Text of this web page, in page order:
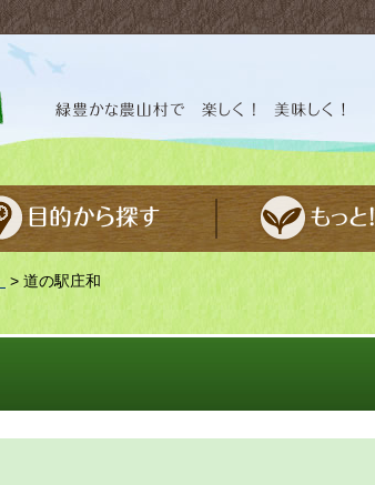
しく！ 美味しく！
> 道の駅庄和